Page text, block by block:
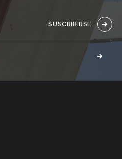
SUSCRIBIRSE